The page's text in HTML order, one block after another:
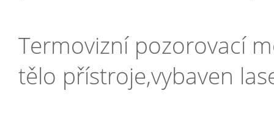
Termovizní pozorovací
tělo přístroje,vybaven